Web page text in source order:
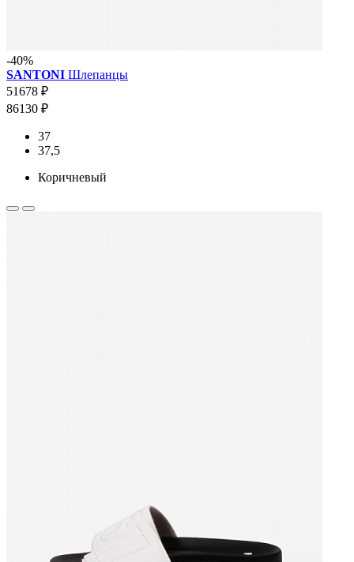
-40%
SANTONI Шлепанцы
51678 ₽
86130 ₽
37
37,5
Коричневый